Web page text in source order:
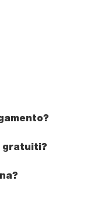
gratuiti?